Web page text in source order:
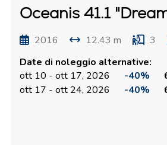
Oceanis 41.1
2016 12.43 m 3
Date di noleggio alternative:
ott 10 - ott 17, 2026
-40%
ott 17 - ott 24, 2026
-40%